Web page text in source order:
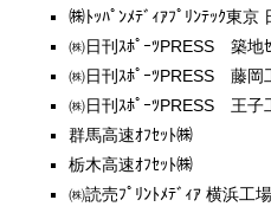
㈱ﾄｯﾊﾟﾝﾒﾃﾞｨｱﾌﾟﾘﾝﾃｯｸ東京
㈱日刊ｽﾎﾟｰﾂPRESS 築地
㈱日刊ｽﾎﾟｰﾂPRESS 藤岡
㈱日刊ｽﾎﾟｰﾂPRESS 王子
群馬高速ｵﾌｾｯﾄ㈱
栃木高速ｵﾌｾｯﾄ㈱
㈱読売ﾌﾟﾘﾝﾄﾒﾃﾞｨｱ 横浜工場